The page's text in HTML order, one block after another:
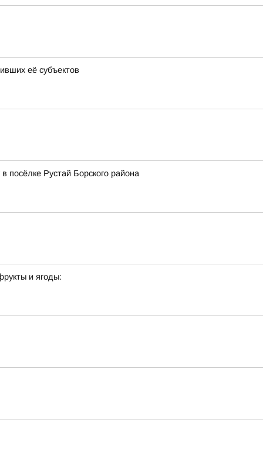
её субъектов
посёлке Рустай Борского района
и ягоды: